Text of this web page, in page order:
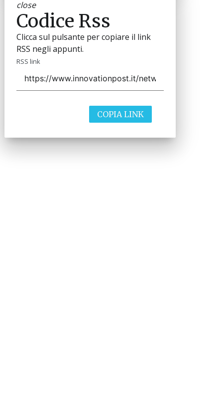
close
Codice Rss
Clicca sul pulsante per copiare il link
RSS negli appunti.
RSS link
COPIA LINK